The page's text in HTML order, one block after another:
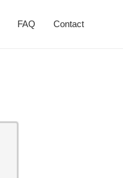
FAQ Contact